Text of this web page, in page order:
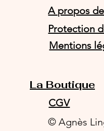
A propos
Protection
Mentions
CGV
© Agnès
La Boutique